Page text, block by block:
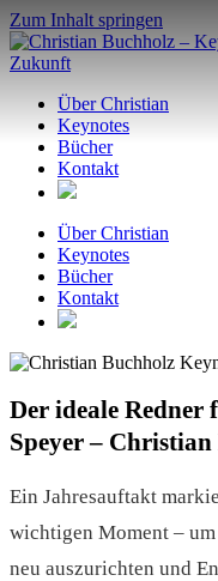
Zum Inhalt springen
Über Christian
Keynotes
Bücher
Kontakt
Über Christian
Keynotes
Bücher
Kontakt
Der ideale
Speyer –
Ein Jahresauftakt
wichtigen Moment –
neu auszurichten und